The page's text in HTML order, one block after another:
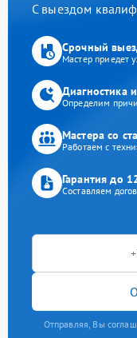
С выездом
Срочный
Мастер приедет
Диагностика
Определим
Мастера со
Работаем с
Гарантия до
Составляем
Отправляя, Вы